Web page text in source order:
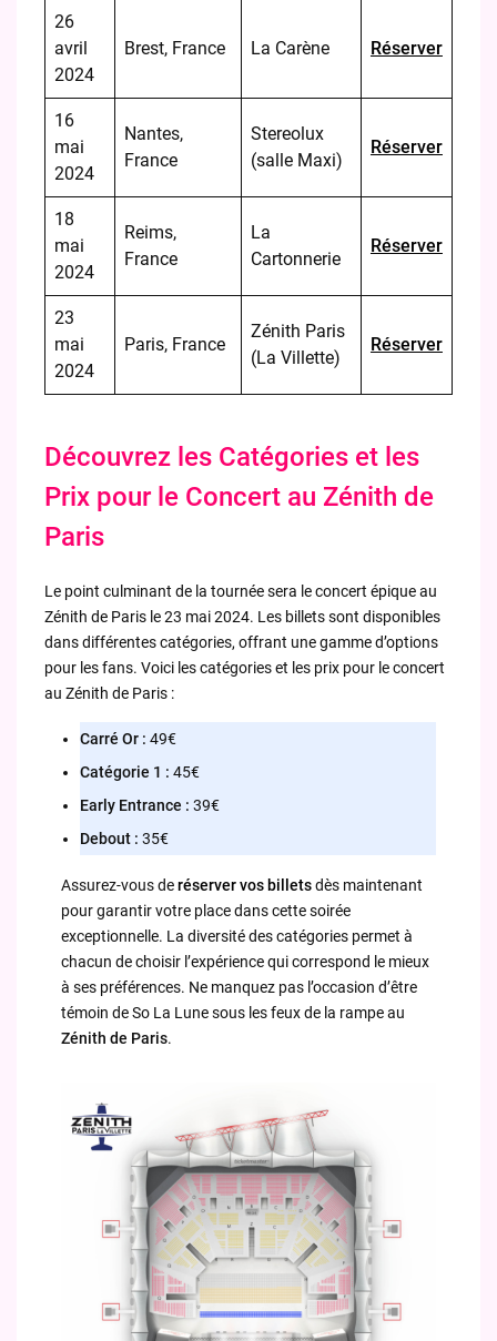
26
avril
2024
Brest, France La Carène Réserver
16
mai
2024
Nantes,
France
Stereolux
(salle Maxi)
Réserver
18
mai
2024
Reims,
France
La
Cartonnerie
Réserver
23
mai
2024
Paris, France
Zénith Paris
(La Villette)
Réserver
Découvrez les Catégories et les
Prix pour le Concert au Zénith de
Paris
Le point culminant de la tournée sera le concert épique au
Zénith de Paris le 23 mai 2024. Les billets sont disponibles
dans différentes catégories, offrant une gamme d’options
pour les fans. Voici les catégories et les prix pour le concert
au Zénith de Paris :
Carré Or : 49€
Catégorie 1 : 45€
Early Entrance : 39€
Debout : 35€
Assurez-vous deréserver vos billetsdès maintenant
pour garantir votre place dans cette soirée
exceptionnelle. La diversité des catégories permet à
chacun de choisir l’expérience qui correspond le mieux
à ses préférences. Ne manquez pas l’occasion d’être
témoin de So La Lune sous les feux de la rampe au
Zénith de Paris.